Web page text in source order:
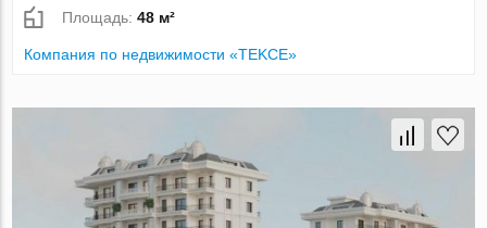
Площадь:48 м²
Компания по недвижимости «TEKCE»